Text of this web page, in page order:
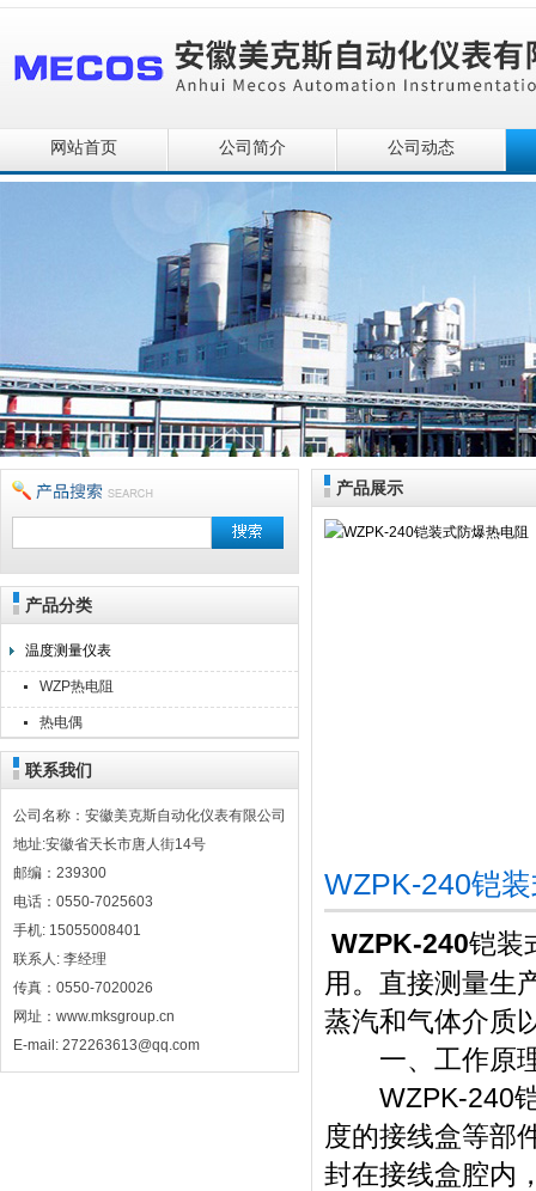
安徽美克斯自动化仪表有限公司
网站首页 公司简介 公司动态
产品分类
温度测量仪表
WZP热电阻
热电偶
联系我们
公司名称：安徽美克斯自动化仪表有限公司
地址:安徽省天长市唐人街14号
邮编：239300
电话：0550-7025603
手机: 15055008401
联系人: 李经理
传真：0550-7020026
网址：www.mksgroup.cn
E-mail: 272263613@qq.com
产品展示
WZPK-240铠
WZPK-240铠装
用。直接测量生
蒸汽和气体介质
一、工作原
WZPK-240铠
度的接线盒等部
封在接线盒腔内